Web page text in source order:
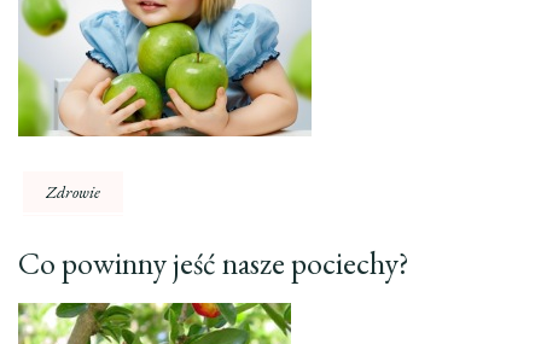
Zdrowie
Co powinny jeść nasze pociechy?